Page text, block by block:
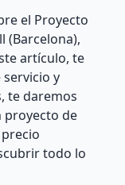
el Proyecto
(Barcelona),
artículo, te
y
te daremos
proyecto de
todo lo